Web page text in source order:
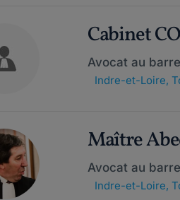
Cabinet
Avocat au
Indre-et-Loire,
Maître
Avocat au
Indre-et-Loire,